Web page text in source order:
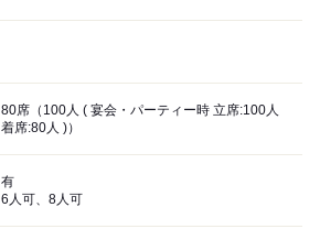
80席（100人 ( 宴会・パーティー時 立席:100人
着席:80人 )）
有
6人可、8人可